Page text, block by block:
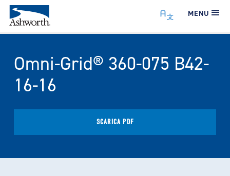
MENU
Omni-Grid® 360-075 B42-
16-16
SCARICA PDF